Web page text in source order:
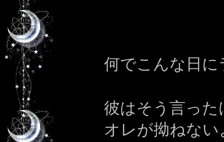
何でこんな日
彼はそう言っ
オレが拗ねな